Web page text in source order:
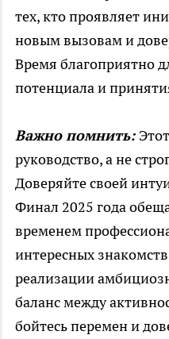
тех, кто проявляет
новым вызовам и
Время благоприятно
потенциала и
Важно помнить:
руководство, а не
Доверяйте своей
Финал 2025 года
временем
интересных
реализации
баланс между
бойтесь перемен и